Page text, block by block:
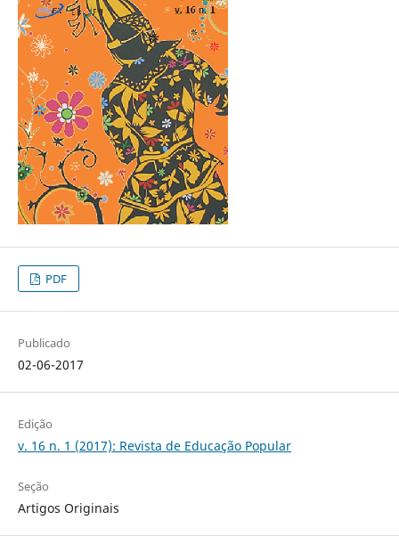
PDF
Publicado
02-06-2017
Edição
v. 16 n. 1 (2017): Revista de Educação Popular
Seção
Artigos Originais